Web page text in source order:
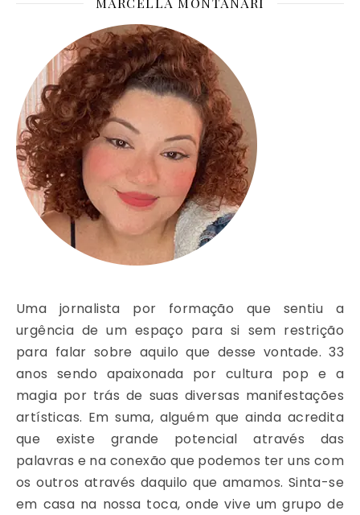
Uma jornalista por formação que sentiu a
urgência de um espaço para si sem restrição
para falar sobre aquilo que desse vontade. 33
anos sendo apaixonada por cultura pop e a
magia por trás de suas diversas manifestações
artísticas. Em suma, alguém que ainda acredita
que existe grande potencial através das
palavras e na conexão que podemos ter uns com
os outros através daquilo que amamos. Sinta-se
em casa na nossa toca, onde vive um grupo de